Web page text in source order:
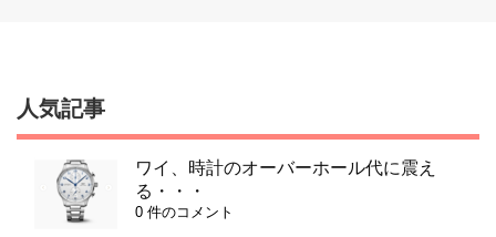
人気記事
ワイ、時計のオーバーホール代に震え
る・・・
0 件のコメント